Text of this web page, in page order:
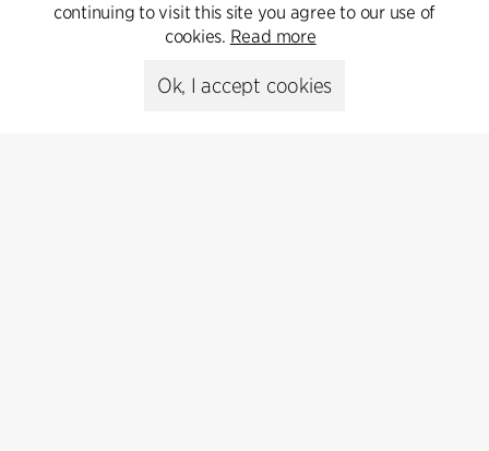
the latest architecture news.
continuing to visit this site you agree to our use of
cookies. Read more
Ok, I accept cookies